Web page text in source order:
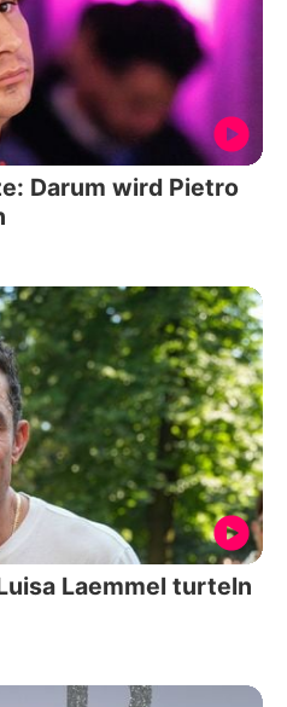
Darum wird Pietro
Laemmel turteln